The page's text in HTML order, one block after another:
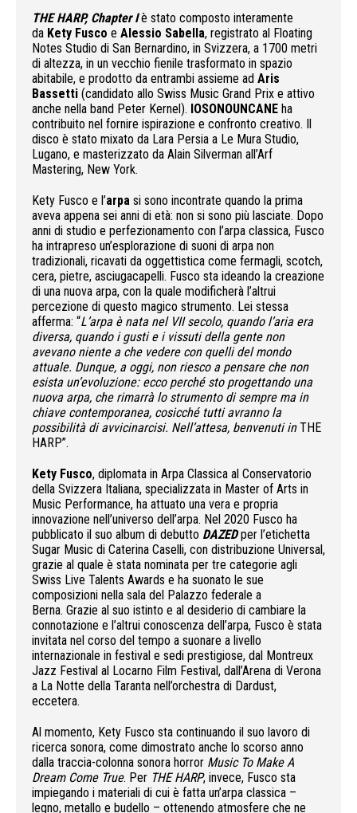
THE HARP, Chapter Iè stato composto interamente
da Kety Fusco e Alessio Sabella, registrato al Floating
Notes Studio di San Bernardino, in Svizzera, a 1700 metri
di altezza, in un vecchio fienile trasformato in spazio
abitabile, e prodotto da entrambi assieme ad Aris
Bassetti (candidato allo Swiss Music Grand Prix e attivo
anche nella band Peter Kernel). IOSONOUNCANE ha
contribuito nel fornire ispirazione e confronto creativo. Il
disco è stato mixato da Lara Persia a Le Mura Studio,
Lugano, e masterizzato da Alain Silverman all’Arf
Mastering, New York.
Kety Fusco e l’arpa si sono incontrate quando la prima
aveva appena sei anni di età: non si sono più lasciate. Dopo
anni di studio e perfezionamento con l’arpa classica, Fusco
ha intrapreso un’esplorazione di suoni di arpa non
tradizionali, ricavati da oggettistica come fermagli, scotch,
cera, pietre, asciugacapelli. Fusco sta ideando la creazione
di una nuova arpa, con la quale modificherà l’altrui
percezione di questo magico strumento. Lei stessa
afferma: “L’arpa è nata nel VII secolo, quando l’aria era
diversa, quando i gusti e i vissuti della gente non
avevano niente a che vedere con quelli del mondo
attuale. Dunque, a oggi, non riesco a pensare che non
esista un’evoluzione: ecco perché sto progettando una
nuova arpa, che rimarrà lo strumento di sempre ma in
chiave contemporanea, cosicché tutti avranno la
possibilità di avvicinarcisi. Nell’attesa, benvenuti inTHE
HARP”.
Kety Fusco, diplomata in Arpa Classica al Conservatorio
della Svizzera Italiana, specializzata in Master of Arts in
Music Performance, ha attuato una vera e propria
innovazione nell’universo dell’arpa. Nel 2020 Fusco ha
pubblicato il suo album di debutto DAZEDper l’etichetta
Sugar Music di Caterina Caselli, con distribuzione Universal,
grazie al quale è stata nominata per tre categorie agli
Swiss Live Talents Awards e ha suonato le sue
composizioni nella sala del Palazzo federale a
Berna. Grazie al suo istinto e al desiderio di cambiare la
connotazione e l’altrui conoscenza dell’arpa, Fusco è stata
invitata nel corso del tempo a suonare a livello
internazionale in festival e sedi prestigiose, dal Montreux
Jazz Festival al Locarno Film Festival, dall’Arena di Verona
a La Notte della Taranta nell’orchestra di Dardust,
eccetera.
Al momento, Kety Fusco sta continuando il suo lavoro di
ricerca sonora, come dimostrato anche lo scorso anno
dalla traccia-colonna sonora horror Music To Make A
Dream Come True. Per THE HARP, invece, Fusco sta
impiegando i materiali di cui è fatta un’arpa classica –
legno, metallo e budello – ottenendo atmosfere che ne